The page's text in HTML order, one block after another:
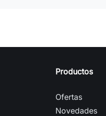
Productos
Ofertas
Novedades